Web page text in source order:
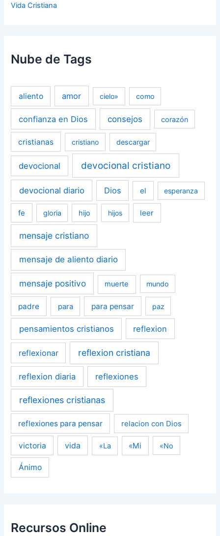
Vida Cristiana
Nube de Tags
aliento amor cielo» como
confianza en Dios consejos corazón
cristianas cristiano descargar
devocional devocional cristiano
devocional diario Dios el esperanza
fe gloria hijo hijos leer
mensaje cristiano
mensaje de aliento diario
mensaje positivo muerte mundo
padre para para pensar paz
pensamientos cristianos reflexion
reflexionar reflexion cristiana
reflexion diaria reflexiones
reflexiones cristianas
reflexiones para pensar relacion con Dios
victoria vida «La «Mi «No
Ánimo
Recursos Online